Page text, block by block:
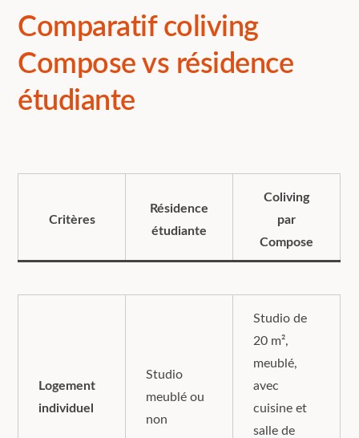
Comparatif coliving
Compose vs résidence
étudiante
Critères
Résidence
étudiante
Coliving
par
Compose
Logement
individuel
Studio
meublé ou
non
Studio de
20 m²,
meublé,
avec
cuisine et
salle de